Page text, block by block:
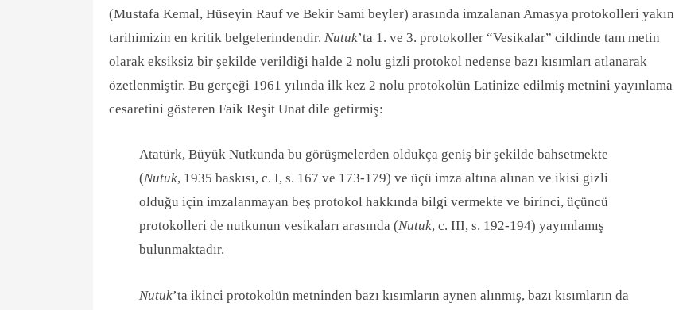
(Mustafa Kemal, Hüseyin Rauf ve Bekir Sami beyler) arasında imzalanan Amasya protokolleri yakın
tarihimizin en kritik belgelerindendir. Nutuk’ta 1. ve 3. protokoller “Vesikalar” cildinde tam metin
olarak eksiksiz bir şekilde verildiği halde 2 nolu gizli protokol nedense bazı kısımları atlanarak
özetlenmiştir. Bu gerçeği 1961 yılında ilk kez 2 nolu protokolün Latinize edilmiş metnini yayınlama
cesaretini gösteren Faik Reşit Unat dile getirmiş:
Atatürk, Büyük Nutkunda bu görüşmelerden oldukça geniş bir şekilde bahsetmekte
(Nutuk, 1935 baskısı, c. I, s. 167 ve 173-179) ve üçü imza altına alınan ve ikisi gizli
olduğu için imzalanmayan beş protokol hakkında bilgi vermekte ve birinci, üçüncü
protokolleri de nutkunun vesikaları arasında (Nutuk, c. III, s. 192-194) yayımlamış
bulunmaktadır.
Nutuk’ta ikinci protokolün metninden bazı kısımların aynen alınmış, bazı kısımların da